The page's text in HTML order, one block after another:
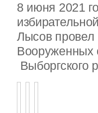
8 июня 2021
Лысов провел
Вооруженных
Выборгского